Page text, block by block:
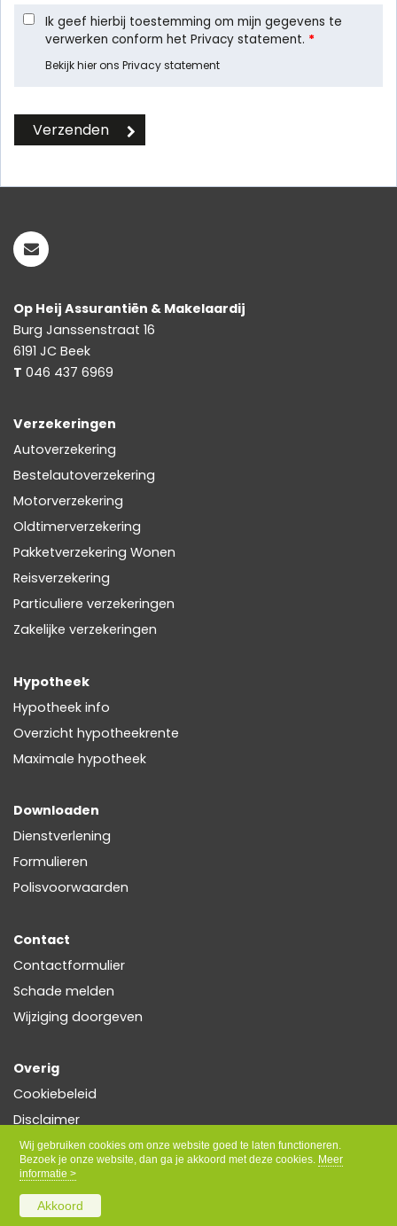
Wij gebruiken cookies om onze website goed te laten functioneren.
Bezoek je onze website, dan ga je akkoord met deze cookies. Meer
informatie >
Akkoord
Ik geef hierbij toestemming om mijn gegevens te
verwerken conform het Privacy statement. *
Bekijk hier ons Privacy statement
Op Heij Assurantiën & Makelaardij
Burg Janssenstraat 16
6191 JC Beek
T 046 437 6969
Verzekeringen
Autoverzekering
Bestelautoverzekering
Motorverzekering
Oldtimerverzekering
Pakketverzekering Wonen
Reisverzekering
Particuliere verzekeringen
Zakelijke verzekeringen
Hypotheek
Hypotheek info
Overzicht hypotheekrente
Maximale hypotheek
Downloaden
Dienstverlening
Formulieren
Polisvoorwaarden
Contact
Contactformulier
Schade melden
Wijziging doorgeven
Overig
Cookiebeleid
Disclaimer
Privacy